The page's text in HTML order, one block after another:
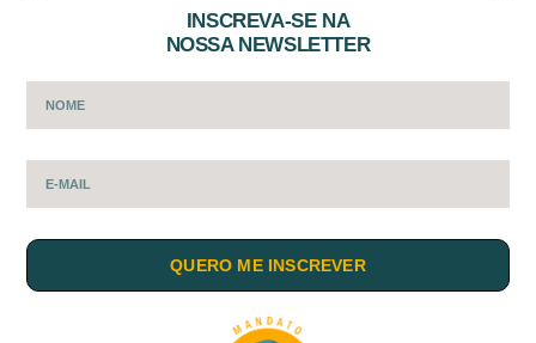
INSCREVA-SE NA
NOSSA NEWSLETTER
QUERO ME INSCREVER